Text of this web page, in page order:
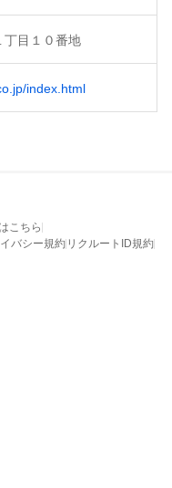
丁目１０番地
index.html
こちら
バシー規約 リクルートID規約